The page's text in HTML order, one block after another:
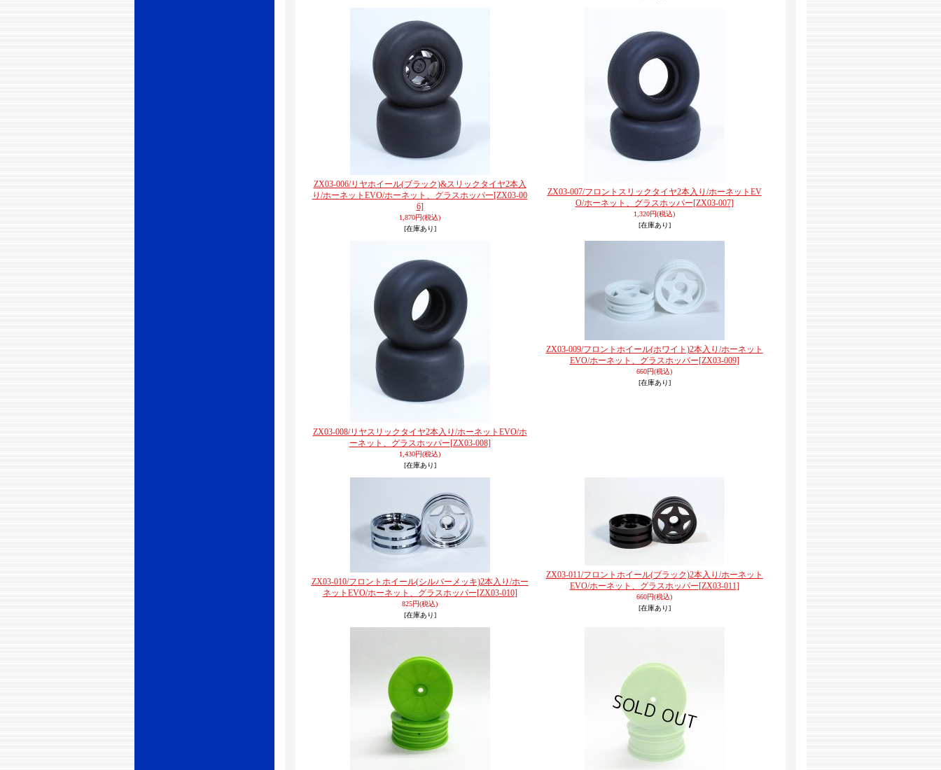
ZX03-006/リヤホイール(ブラック)&スリックタイヤ2本入
り/ホーネットEVO/ホーネット、グラスホッパー[ZX03-00
6]
1,870円(税込)
[在庫あり]
ZX03-007/フロントスリックタイヤ2本入り/ホーネットEV
O/ホーネット、グラスホッパー[ZX03-007]
1,320円(税込)
[在庫あり]
ZX03-008/リヤスリックタイヤ2本入り/ホーネットEVO/ホ
ーネット、グラスホッパー[ZX03-008]
1,430円(税込)
[在庫あり]
ZX03-009/フロントホイール(ホワイト)2本入り/ホーネット
EVO/ホーネット、グラスホッパー[ZX03-009]
660円(税込)
[在庫あり]
ZX03-010/フロントホイール(シルバーメッキ)2本入り/ホー
ネットEVO/ホーネット、グラスホッパー[ZX03-010]
825円(税込)
[在庫あり]
ZX03-011/フロントホイール(ブラック)2本入り/ホーネット
EVO/ホーネット、グラスホッパー[ZX03-011]
660円(税込)
[在庫あり]